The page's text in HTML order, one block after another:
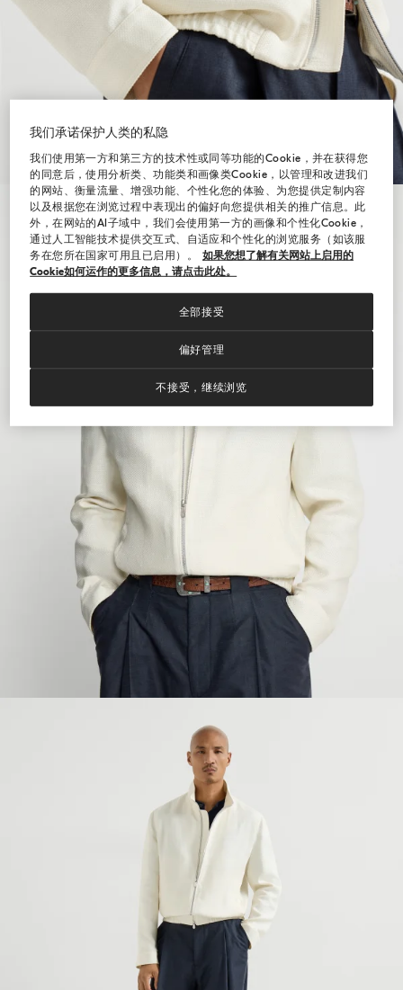
我们承诺保护人类的私隐
我们使用第一方和第三方的技术性或同等功能的Cookie，并在获得您
的同意后，使用分析类、功能类和画像类Cookie，以管理和改进我们
的网站、衡量流量、增强功能、个性化您的体验、为您提供定制内容
以及根据您在浏览过程中表现出的偏好向您提供相关的推广信息。此
外，在网站的AI子域中，我们会使用第一方的画像和个性化Cookie，
通过人工智能技术提供交互式、自适应和个性化的浏览服务（如该服
务在您所在国家可用且已启用）。
如果您想了解有关网站上启用的
Cookie如何运作的更多信息，请点击此处。
偏好管理
不接受，继续浏览
全部接受